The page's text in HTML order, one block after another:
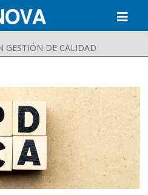
GESTIÓN DE CALIDAD